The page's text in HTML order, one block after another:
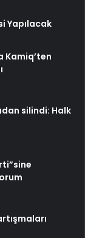
Yapılacak
Kamiq’ten
silindi: Halk